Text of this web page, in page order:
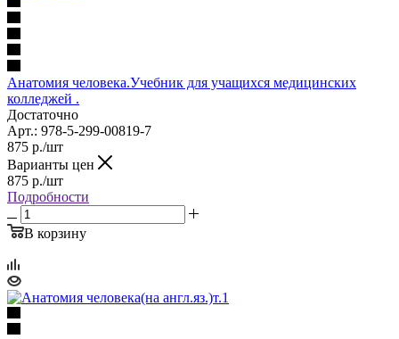
Анатомия человека.Учебник для учащихся медицинских
колледжей .
Достаточно
Арт.: 978-5-299-00819-7
875 р./шт
Варианты цен
875 р./шт
Подробности
В корзину